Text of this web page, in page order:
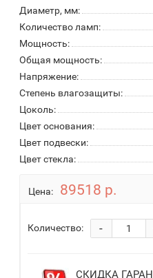
Диаметр, мм:
Количество ламп:
Мощность:
Общая мощность:
Напряжение:
Степень влагозащиты:
Цоколь:
Цвет основания:
Цвет подвески:
Цвет стекла:
Цена: 89518 р.
Количество: -
СКИДКА